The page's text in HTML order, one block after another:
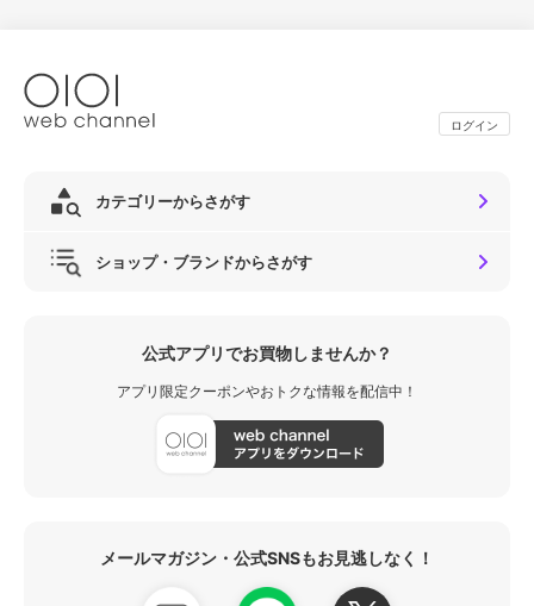
ログイン
カテゴリーからさがす
ショップ・ブランドからさがす
公式アプリでお買物しませんか？
アプリ限定クーポンやおトクな情報を配信中！
メールマガジン・公式SNSもお見逃しなく！